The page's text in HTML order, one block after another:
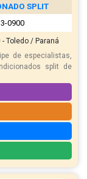
SPLIT
0900
Toledo / Paraná
de especialistas,
split de